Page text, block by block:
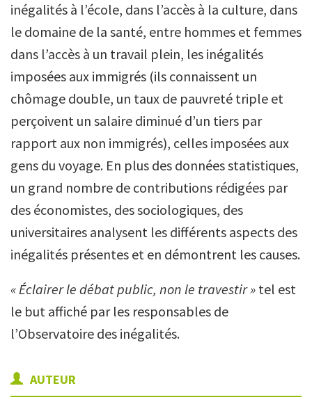
inégalités à l’école, dans l’accès à la culture, dans
le domaine de la santé, entre hommes et femmes
dans l’accès à un travail plein, les inégalités
imposées aux immigrés (ils connaissent un
chômage double, un taux de pauvreté triple et
perçoivent un salaire diminué d’un tiers par
rapport aux non immigrés), celles imposées aux
gens du voyage. En plus des données statistiques,
un grand nombre de contributions rédigées par
des économistes, des sociologiques, des
universitaires analysent les différents aspects des
inégalités présentes et en démontrent les causes.
« Éclairer le débat public, non le travestir » tel est
le but affiché par les responsables de
l’Observatoire des inégalités.
AUTEUR